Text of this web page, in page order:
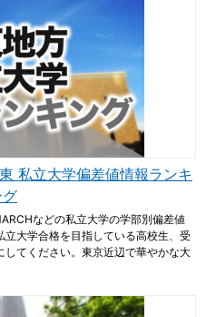
私立大学偏差値情報ランキ
グ
などの私立大学の学部別偏差値
大学合格を目指している高校生、受
てください。東京近辺で華やかな大